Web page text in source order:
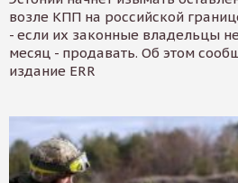
возле КПП на российской
- если их законные владельцы
месяц - продавать. Об этом
издание ERR